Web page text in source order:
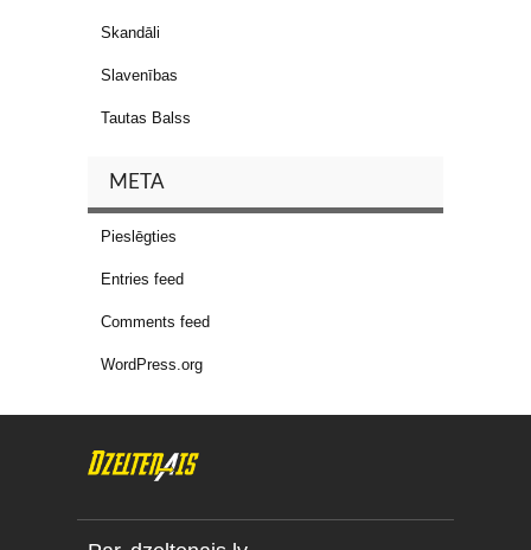
Skandāli
Slavenības
Tautas Balss
META
Pieslēgties
Entries feed
Comments feed
WordPress.org